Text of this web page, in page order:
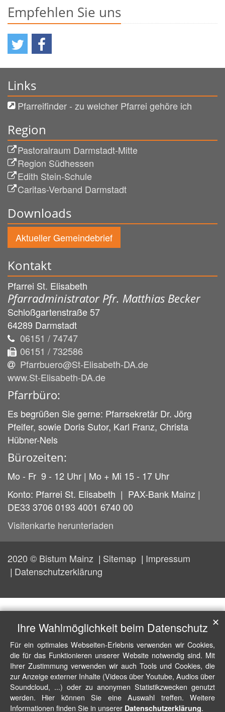
Empfehlen Sie uns
Links
Pfarreifinder - zu welcher Pfarrei gehöre ich
Region
Pastoralraum Darmstadt-Mitte
Region Südhessen
Edith Stein-Schule
Caritas-Verband Darmstadt
Downloads
Aktueller Gemeindebrief
Kontakt
Pfarrei St. Elisabeth
Pfarradministrator Pfr. Matthias Becker
Schloßgartenstraße 57
64289 Darmstadt
06151 / 74747
06151 / 732586
Pfarrbuero@St-Elisabeth-DA.de
www.St-Elisabeth-DA.de
Pfarrbüro:
Es begrüßen Sie gerne: Pfarrsekretär Dr. Jörg
Pfeifer, sowie Doris Sutor, Karl Franz, Christa
Hübner-Nels
Bürozeiten:
Mo - Fr 9 - 12 Uhr | Mo + Mi 15 - 17 Uhr
Konto: Pfarrei St. Elisabeth | PAX-Bank Mainz |
DE33 3706 0193 4001 6740 00
Visitenkarte herunterladen
2020 © Bistum Mainz Sitemap
Impressum
Datenschutzerklärung
Ihre Wahlmöglichkeit beim Datenschutz
Für ein optimales Webseiten-Erlebnis verwenden wir Cookies,
die für das Funktionieren unserer Website notwendig sind. Mit
Ihrer Zustimmung verwenden wir auch Tools und Cookies, die
zur Anzeige externer Inhalte (Videos über Youtube, Audios über
Soundcloud, ...) oder zu anonymen Statistikzwecken genutzt
werden. Hier können Sie eine Auswahl treffen. Weitere
Informationen finden Sie in unserer Datenschutzerklärung.
✕